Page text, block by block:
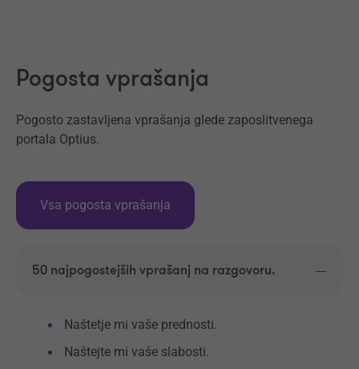
Pogosta vprašanja
Pogosto zastavljena vprašanja glede zaposlitvenega
portala Optius.
Vsa pogosta vprašanja
50 najpogostejših vprašanj na razgovoru.
Naštetje mi vaše prednosti.
Naštejte mi vaše slabosti.